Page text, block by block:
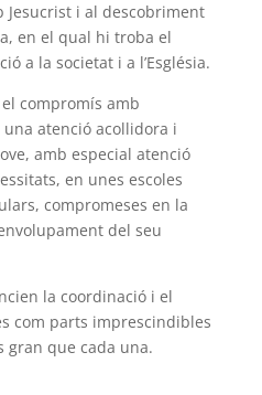
Jesucrist i al descobriment
en el qual hi troba el
a la societat i a l’Església.
compromís amb
una atenció acollidora i
amb especial atenció
en unes escoles
compromeses en la
del seu
la coordinació i el
com parts imprescindibles
gran que cada una.